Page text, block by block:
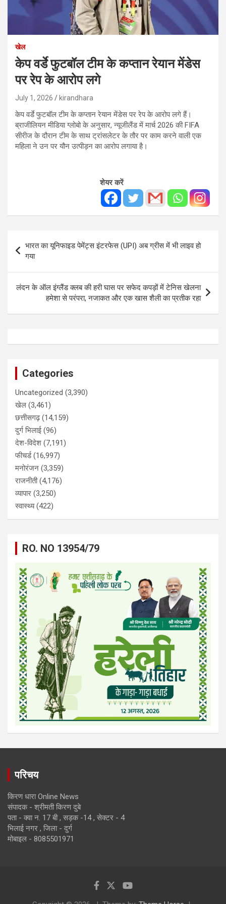
खेल
केप वर्डे फुटबॉल टीम के कप्तान रेयान मेंडेस
पर रेप के आरोप लगे
July 1, 2026 kirandhara
केप वर्डे फुटबॉल टीम के कप्तान रेयान मेंडेस पर रेप के आरोप लगे हैं।
ब्राजीलियन मीडिया ग्लोबो के अनुसार, न्यूजीलैंड में मार्च 2026 की FIFA
सीरीज के दौरान टीम के साथ ट्रांसलेटर के तौर पर काम करने वाली एक
महिला ने उन पर यौन उत्पीड़न का आरोप लगाया है।
शेयर करें
navigation
भारत का यूनिफाइड पेमेंट्स इंटरफेस (UPI) अब ग्रीस में भी लाइव हो
गया
लंदन के ऑल इंग्लैंड क्लब की हरी घास पर सफेद कपड़ों में टेनिस खेलना
हमेशा से परंपरा, नजाकत और एक खास शैली का प्रतीक रहा
Categories
Uncategorized (3,390)
खेल (3,461)
छत्तीसगढ़(14,159)
दुर्ग भिलाई (96)
देश-विदेश (7,191)
फीचर्ड(16,997)
मनोरंजन (3,359)
राजनीती(4,176)
व्यापार (3,250)
स्वास्थ्य(422)
RO. NO 13954/79
परिचय
किरण धारा Online News
संपादक - श्रीमती किरण दुबे
पता - क्वा न. 17 बी , सड़क -14 , सेक्टर - 4
भिलाई नगर , जिला - दुर्ग
मोबाइल - 8085501971